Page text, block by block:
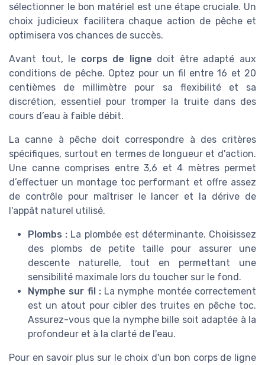
sélectionner le bon matériel est une étape cruciale. Un
choix judicieux facilitera chaque action de pêche et
optimisera vos chances de succès.
Avant tout, le corps de ligne doit être adapté aux
conditions de pêche. Optez pour un fil entre 16 et 20
centièmes de millimètre pour sa flexibilité et sa
discrétion, essentiel pour tromper la truite dans des
cours d’eau à faible débit.
La canne à pêche doit correspondre à des critères
spécifiques, surtout en termes de longueur et d'action.
Une canne comprises entre 3,6 et 4 mètres permet
d’effectuer un montage toc performant et offre assez
de contrôle pour maîtriser le lancer et la dérive de
l'appât naturel utilisé.
Plombs : La plombée est déterminante. Choisissez
des plombs de petite taille pour assurer une
descente naturelle, tout en permettant une
sensibilité maximale lors du toucher sur le fond.
Nymphe sur fil :La nymphe montée correctement
est un atout pour cibler des truites en pêche toc.
Assurez-vous que la nymphe bille soit adaptée à la
profondeur et à la clarté de l'eau.
Pour en savoir plus sur le choix d'un bon corps de ligne